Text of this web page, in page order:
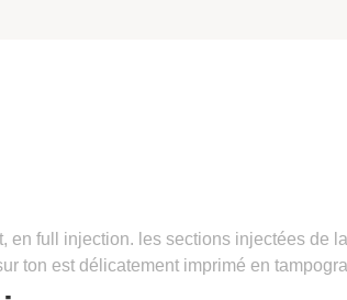
full injection. les sections injectées de
ton est délicatement imprimé en